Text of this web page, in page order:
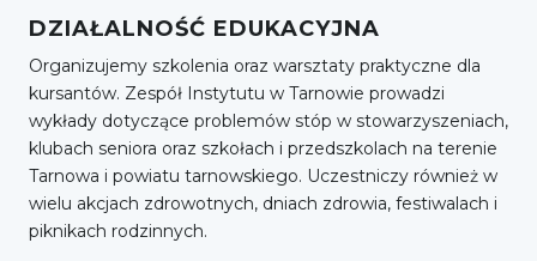
DZIAŁALNOŚĆ EDUKACYJNA
Organizujemy szkolenia oraz warsztaty praktyczne dla
kursantów. Zespół Instytutu w Tarnowie prowadzi
wykłady dotyczące problemów stóp w stowarzyszeniach,
klubach seniora oraz szkołach i przedszkolach na terenie
Tarnowa i powiatu tarnowskiego. Uczestniczy również w
wielu akcjach zdrowotnych, dniach zdrowia, festiwalach i
piknikach rodzinnych.